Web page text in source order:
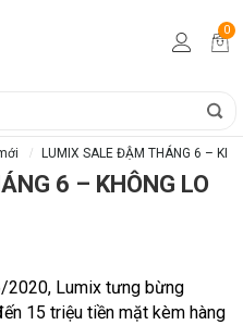
0
LUMIX SALE ĐẬM THÁNG 6 –
6 – KHÔNG LO
2020, Lumix tưng bừng
15 triệu tiền mặt kèm hàng